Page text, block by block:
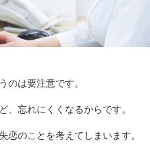
のは要注意です。
、忘れにくくなるからです。
恋のことを考えてしまいます。